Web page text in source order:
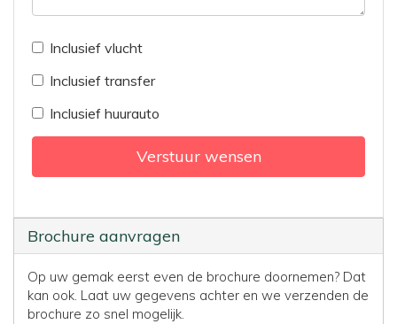
Inclusief vlucht
Inclusief transfer
Inclusief huurauto
Verstuur wensen
Brochure aanvragen
Op uw gemak eerst even de brochure doornemen? Dat
kan ook. Laat uw gegevens achter en we verzenden de
brochure zo snel mogelijk.